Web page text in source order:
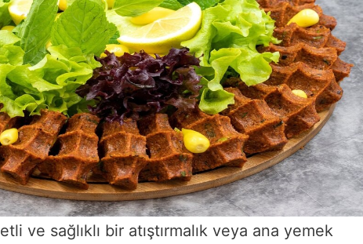
ve sağlıklı bir atıştırmalık veya ana yemek